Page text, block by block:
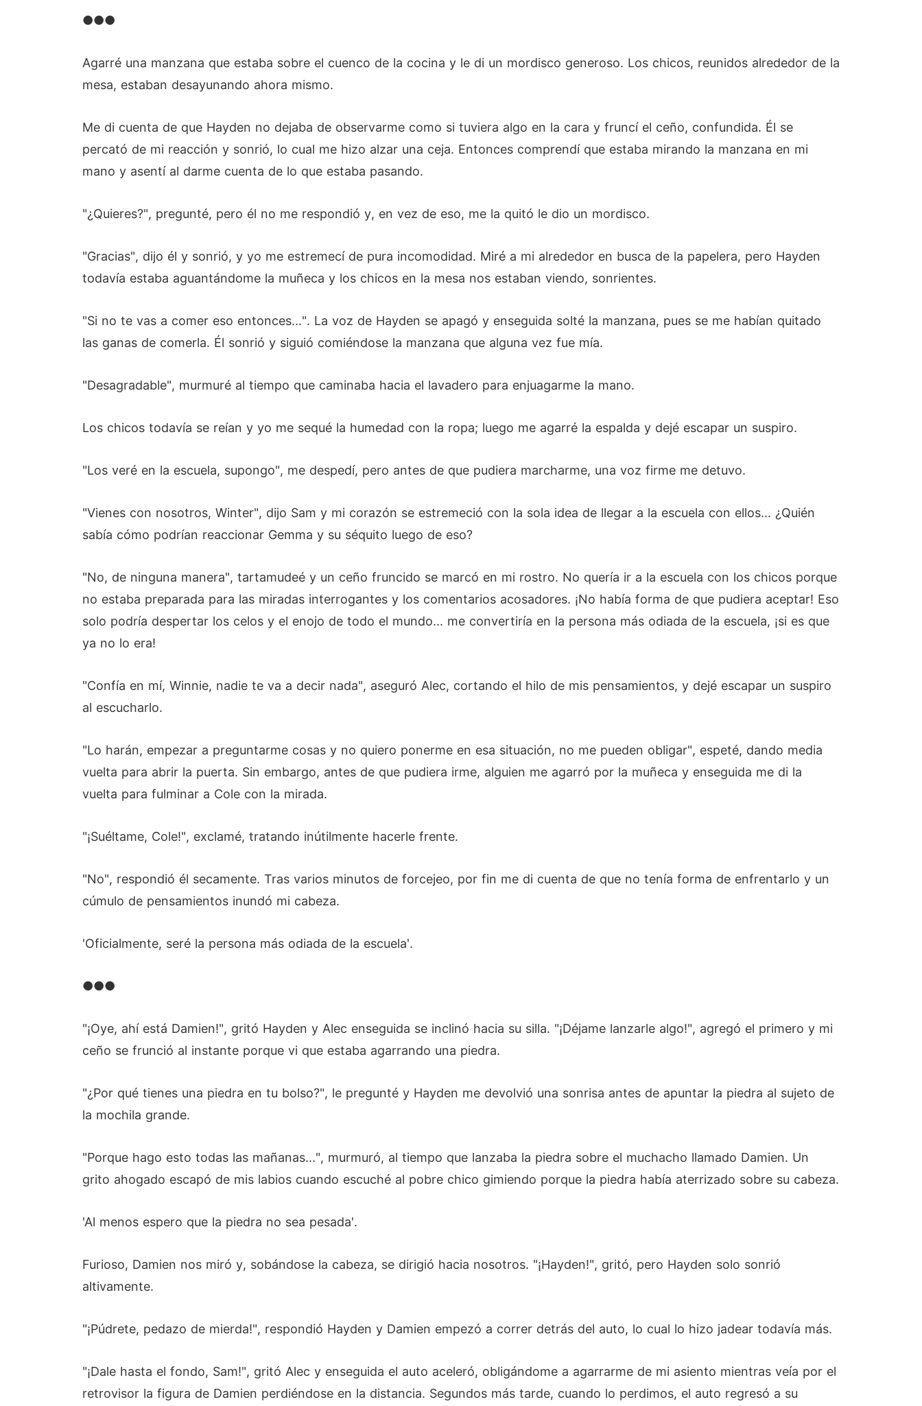
●●●
Agarré una manzana que estaba sobre el cuenco de la cocina y le di un mordisco generoso. Los chicos, reunidos alrededor de la
mesa, estaban desayunando ahora mismo.
Me di cuenta de que Hayden no dejaba de observarme como si tuviera algo en la cara y fruncí el ceño, confundida. Él se
percató de mi reacción y sonrió, lo cual me hizo alzar una ceja. Entonces comprendí que estaba mirando la manzana en mi
mano y asentí al darme cuenta de lo que estaba pasando.
"¿Quieres?", pregunté, pero él no me respondió y, en vez de eso, me la quitó le dio un mordisco.
"Gracias", dijo él y sonrió, y yo me estremecí de pura incomodidad. Miré a mi alrededor en busca de la papelera, pero Hayden
todavía estaba aguantándome la muñeca y los chicos en la mesa nos estaban viendo, sonrientes.
"Si no te vas a comer eso entonces...". La voz de Hayden se apagó y enseguida solté la manzana, pues se me habían quitado
las ganas de comerla. Él sonrió y siguió comiéndose la manzana que alguna vez fue mía.
"Desagradable", murmuré al tiempo que caminaba hacia el lavadero para enjuagarme la mano.
Los chicos todavía se reían y yo me sequé la humedad con la ropa; luego me agarré la espalda y dejé escapar un suspiro.
"Los veré en la escuela, supongo", me despedí, pero antes de que pudiera marcharme, una voz firme me detuvo.
"Vienes con nosotros, Winter", dijo Sam y mi corazón se estremeció con la sola idea de llegar a la escuela con ellos... ¿Quién
sabía cómo podrían reaccionar Gemma y su séquito luego de eso?
"No, de ninguna manera", tartamudeé y un ceño fruncido se marcó en mi rostro. No quería ir a la escuela con los chicos porque
no estaba preparada para las miradas interrogantes y los comentarios acosadores. ¡No había forma de que pudiera aceptar! Eso
solo podría despertar los celos y el enojo de todo el mundo... me convertiría en la persona más odiada de la escuela, ¡si es que
ya no lo era!
"Confía en mí, Winnie, nadie te va a decir nada", aseguró Alec, cortando el hilo de mis pensamientos, y dejé escapar un suspiro
al escucharlo.
"Lo harán, empezar a preguntarme cosas y no quiero ponerme en esa situación, no me pueden obligar", espeté, dando media
vuelta para abrir la puerta. Sin embargo, antes de que pudiera irme, alguien me agarró por la muñeca y enseguida me di la
vuelta para fulminar a Cole con la mirada.
"¡Suéltame, Cole!", exclamé, tratando inútilmente hacerle frente.
"No", respondió él secamente. Tras varios minutos de forcejeo, por fin me di cuenta de que no tenía forma de enfrentarlo y un
cúmulo de pensamientos inundó mi cabeza.
'Oficialmente, seré la persona más odiada de la escuela'.
●●●
"¡Oye, ahí está Damien!", gritó Hayden y Alec enseguida se inclinó hacia su silla. "¡Déjame lanzarle algo!", agregó el primero y mi
ceño se frunció al instante porque vi que estaba agarrando una piedra.
"¿Por qué tienes una piedra en tu bolso?", le pregunté y Hayden me devolvió una sonrisa antes de apuntar la piedra al sujeto de
la mochila grande.
"Porque hago esto todas las mañanas...", murmuró, al tiempo que lanzaba la piedra sobre el muchacho llamado Damien. Un
grito ahogado escapó de mis labios cuando escuché al pobre chico gimiendo porque la piedra había aterrizado sobre su cabeza.
'Al menos espero que la piedra no sea pesada'.
Furioso, Damien nos miró y, sobándose la cabeza, se dirigió hacia nosotros. "¡Hayden!", gritó, pero Hayden solo sonrió
altivamente.
"¡Púdrete, pedazo de mierda!", respondió Hayden y Damien empezó a correr detrás del auto, lo cual lo hizo jadear todavía más.
"¡Dale hasta el fondo, Sam!", gritó Alec y enseguida el auto aceleró, obligándome a agarrarme de mi asiento mientras veía por el
retrovisor la figura de Damien perdiéndose en la distancia. Segundos más tarde, cuando lo perdimos, el auto regresó a su